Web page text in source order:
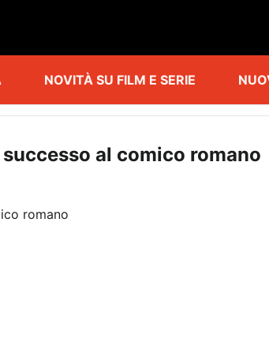
NOVITÀ SU FILM E SERIE
al comico romano